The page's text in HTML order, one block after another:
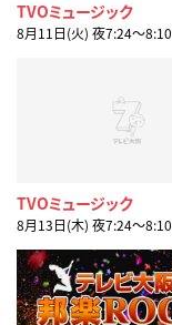
TVOミュージック
8月11日(火) 夜7:24〜8:10
TVOミュージック
8月13日(木) 夜7:24〜8:10